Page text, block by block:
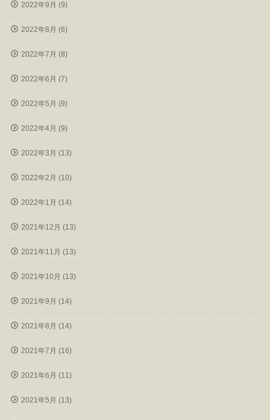
2022年9月 (9)
2022年8月 (6)
2022年7月 (8)
2022年6月 (7)
2022年5月 (9)
2022年4月 (9)
2022年3月 (13)
2022年2月 (10)
2022年1月 (14)
2021年12月 (13)
2021年11月 (13)
2021年10月 (13)
2021年9月 (14)
2021年8月 (14)
2021年7月 (16)
2021年6月 (11)
2021年5月 (13)